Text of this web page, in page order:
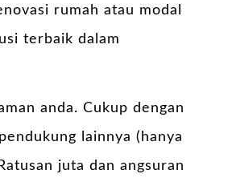
rumah atau modal
terbaik dalam
anda. Cukup dengan
lainnya (hanya
juta dan angsuran